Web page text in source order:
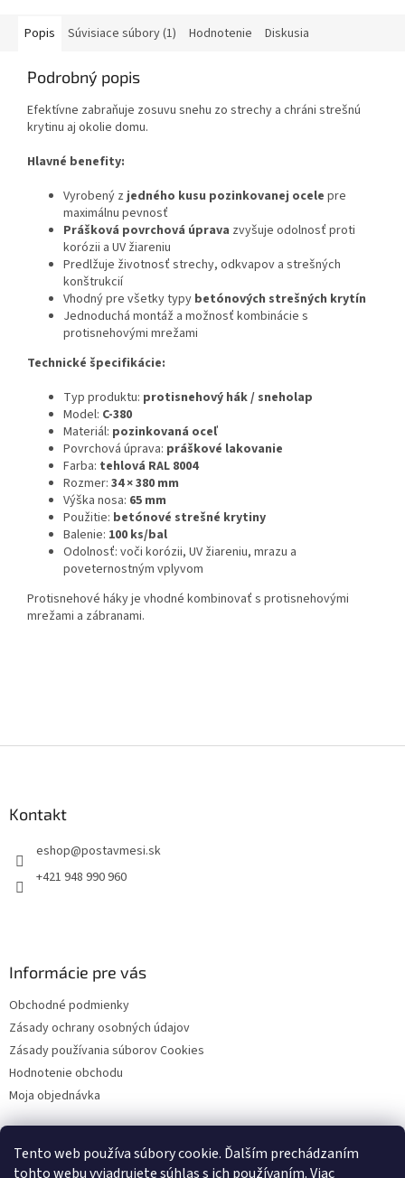
Tento web používa súbory cookie. Ďalším prechádzaním
tohto webu vyjadrujete súhlas s ich používaním. Viac
Popis Súvisiace súbory (1) Hodnotenie Diskusia
Podrobný popis
Efektívne zabraňuje zosuvu snehu zo strechy a chráni strešnú
krytinu aj okolie domu.
Hlavné benefity:
Vyrobený zjedného kusu pozinkovanej ocele pre
maximálnu pevnosť
Prášková povrchová úprava zvyšuje odolnosť proti
korózii a UV žiareniu
Predlžuje životnosť strechy, odkvapov a strešných
konštrukcií
Vhodný pre všetky typy betónových strešných krytín
Jednoduchá montáž a možnosť kombinácie s
protisnehovými mrežami
Technické špecifikácie:
Typ produktu: protisnehový hák / sneholap
Model: C-380
Materiál: pozinkovaná oceľ
Povrchová úprava: práškové lakovanie
Farba: tehlová RAL 8004
Rozmer: 34× 380 mm
Výška nosa: 65 mm
Použitie: betónové strešné krytiny
Balenie: 100 ks/bal
Odolnosť: voči korózii, UV žiareniu, mrazu a
poveternostným vplyvom
Protisnehové háky je vhodné kombinovať s protisnehovými
mrežami a zábranami.
Kontakt
eshop@postavmesi.sk
+421 948 990 960
Informácie pre vás
Obchodné podmienky
Zásady ochrany osobných údajov
Zásady používania súborov Cookies
Hodnotenie obchodu
Moja objednávka
Facebook